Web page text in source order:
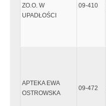
ZO.O. W
UPADŁOŚCI
09-410
APTEKA EWA
OSTROWSKA
09-472